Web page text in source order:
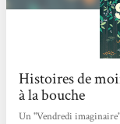
Histoires de
à la bouche
Un "Vendredi